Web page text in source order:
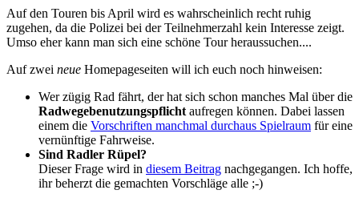
Auf den Touren bis April wird es wahrscheinlich recht ruhig
zugehen, da die Polizei bei der Teilnehmerzahl kein Interesse zeigt.
Umso eher kann man sich eine schöne Tour heraussuchen....
Auf zwei neue Homepageseiten will ich euch noch hinweisen:
Wer zügig Rad fährt, der hat sich schon manches Mal über die
Radwegebenutzungspflicht aufregen können. Dabei lassen
einem die Vorschriften manchmal durchaus Spielraum für eine
vernünftige Fahrweise.
Sind Radler Rüpel?
Dieser Frage wird in diesem Beitrag nachgegangen. Ich hoffe,
ihr beherzt die gemachten Vorschläge alle ;-)